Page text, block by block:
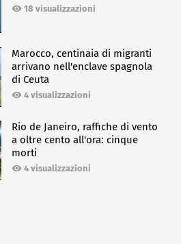
18 visualizzazioni
Marocco, centinaia di migranti
arrivano nell'enclave spagnola
di Ceuta
4 visualizzazioni
Rio de Janeiro, raffiche di vento
a oltre cento all'ora: cinque
morti
4 visualizzazioni